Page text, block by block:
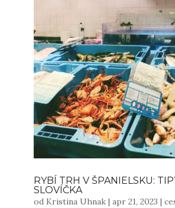
RYBÍ TRH V ŠPANIELSKU:
SLOVÍČKA
od Kristina Uhnak| apr 21, 2023 |